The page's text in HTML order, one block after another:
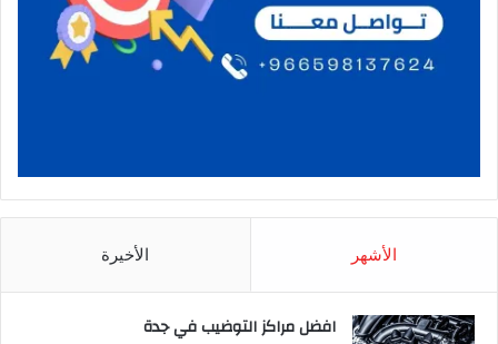
الأشهر الأخيرة
افضل مراكز التوضيب في جدة